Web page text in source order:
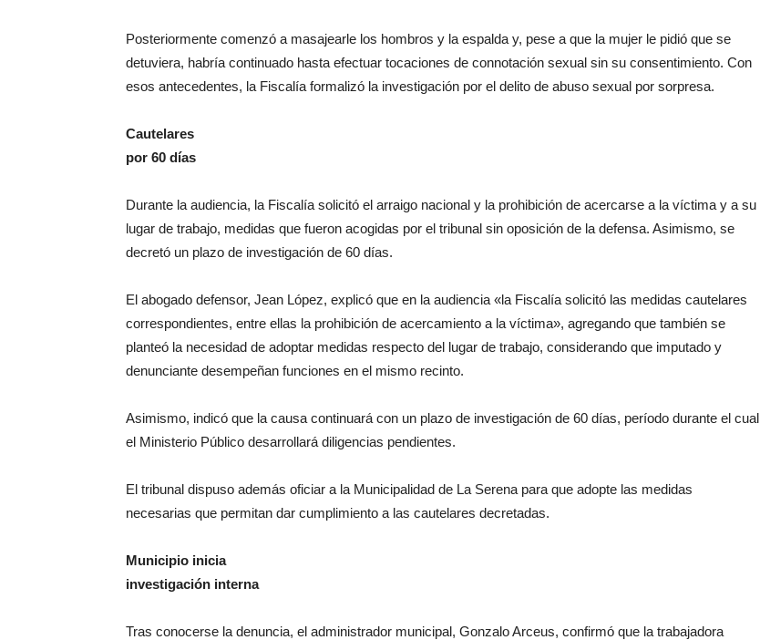
Posteriormente comenzó a masajearle los hombros y la espalda y, pese a que la mujer le pidió que se
detuviera, habría continuado hasta efectuar tocaciones de connotación sexual sin su consentimiento. Con
esos antecedentes, la Fiscalía formalizó la investigación por el delito de abuso sexual por sorpresa.
Cautelares
por 60 días
Durante la audiencia, la Fiscalía solicitó el arraigo nacional y la prohibición de acercarse a la víctima y a su
lugar de trabajo, medidas que fueron acogidas por el tribunal sin oposición de la defensa. Asimismo, se
decretó un plazo de investigación de 60 días.
El abogado defensor, Jean López, explicó que en la audiencia «la Fiscalía solicitó las medidas cautelares
correspondientes, entre ellas la prohibición de acercamiento a la víctima», agregando que también se
planteó la necesidad de adoptar medidas respecto del lugar de trabajo, considerando que imputado y
denunciante desempeñan funciones en el mismo recinto.
Asimismo, indicó que la causa continuará con un plazo de investigación de 60 días, período durante el cual
el Ministerio Público desarrollará diligencias pendientes.
El tribunal dispuso además oficiar a la Municipalidad de La Serena para que adopte las medidas
necesarias que permitan dar cumplimiento a las cautelares decretadas.
Municipio inicia
investigación interna
Tras conocerse la denuncia, el administrador municipal, Gonzalo Arceus, confirmó que la trabajadora